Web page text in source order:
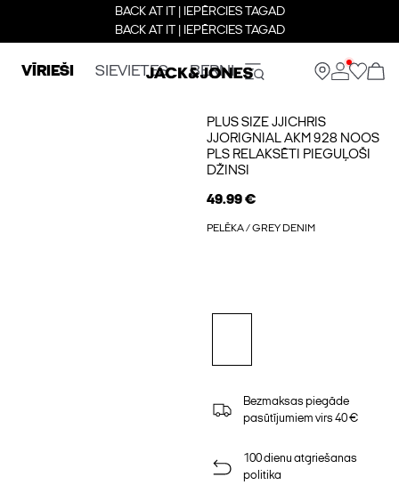
BACK AT IT | IEPĒRCIES TAGAD
BACK AT IT | IEPĒRCIES TAGAD
VĪRIEŠI SIEVIETES BERNI
PLUS SIZE JJICHRIS
JJORIGNIAL AKM 928 NOOS
PLS RELAKSĒTI PIEGUĻOŠI
DŽINSI
49.99 €
PELĒKA / GREY DENIM
Bezmaksas piegāde
pasūtījumiem virs 40 €
100 dienu atgriešanas
politika